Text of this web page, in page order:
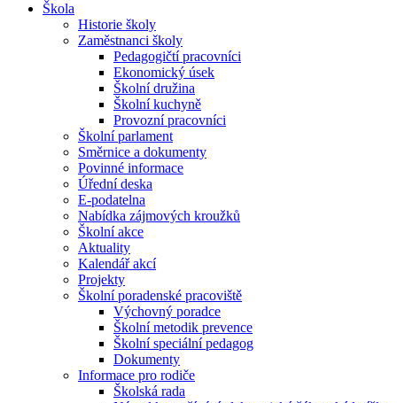
Škola
Historie školy
Zaměstnanci školy
Pedagogičtí pracovníci
Ekonomický úsek
Školní družina
Školní kuchyně
Provozní pracovníci
Školní parlament
Směrnice a dokumenty
Povinné informace
Úřední deska
E-podatelna
Nabídka zájmových kroužků
Školní akce
Aktuality
Kalendář akcí
Projekty
Školní poradenské pracoviště
Výchovný poradce
Školní metodik prevence
Školní speciální pedagog
Dokumenty
Informace pro rodiče
Školská rada